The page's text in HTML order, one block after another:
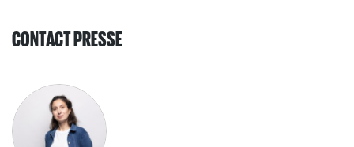
CONTACT PRESSE